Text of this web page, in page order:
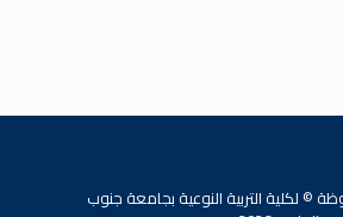
لكلية التربية النوعية بجامعة جنوب